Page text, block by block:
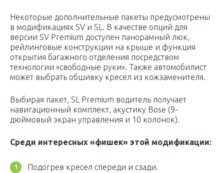
Некоторые дополнительные пакеты предусмотрены
в модификациях SV и SL. В качестве опций для
версии SV Premium доступен панорамный люк,
рейлинговые конструкции на крыше и функция
открытия багажного отделения посредством
технологии «свободные руки». Также автомобилист
может выбрать обшивку кресел из кожзаменителя.
Выбирая пакет, SL Premium водитель получает
навигационный комплект, акустику Bose (9-
дюймовый экран управления и 10 колонок).
Среди интересных «фишек» этой модификации:
Подогрев кресел спереди и сзади.